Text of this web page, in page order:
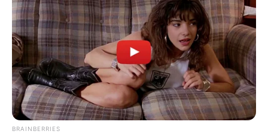
aus vorgestellt, die alsTagesausflugsziele
mit dem Zug
erreichbar sind. Für einige dieser Ziele ist nach der
Bahnfahrt der Umstieg in ein Verkehrsmittel des
öffentlichen Nahverkehrs notwendig. In der näheren
Umgebung von Bad Soden am Taunus liegende
Bahnausflugsziele sind mit der regionalen Umkreissuche
zu finden. Außerdem stellen wir lohnendeBahnreiseziele
auch von anderen Augsgangspunkten in Deutschland
vor.
BRAINBERRIES